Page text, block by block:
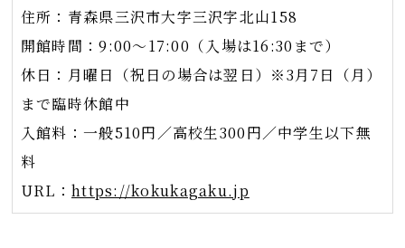
住所：青森県三沢市大字三沢字北山158
開館時間：9:00～17:00（入場は16:30まで）
休日：月曜日（祝日の場合は翌日）※3月7日（月）
まで臨時休館中
入館料：一般510円／高校生300円／中学生以下無
料
URL： https://kokukagaku.jp